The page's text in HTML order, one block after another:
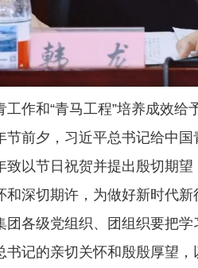
作和“青马工程”培养成效
节前夕，习近平总书记给中
致以节日祝贺并提出殷切期
深切期许，为做好新时代新
团各级党组织、团组织要把
书记的亲切关怀和殷殷厚望